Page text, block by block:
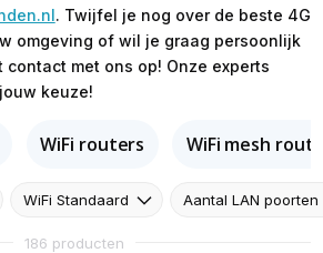
. Twijfel je nog over de beste 4G
omgeving of wil je graag persoonlijk
contact met ons op! Onze experts
keuze!
WiFi routers WiFi mesh
WiFi Standaard Aantal LAN poorten
186 producten